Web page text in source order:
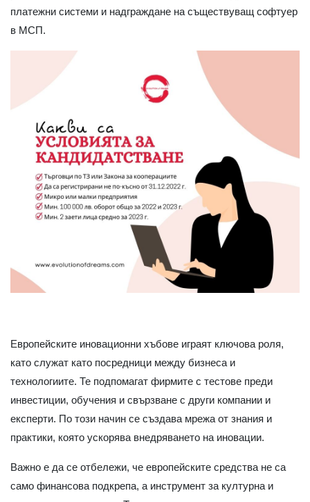
платежни системи и надграждане на съществуващ софтуер
в МСП.
Европейските иновационни хъбове играят ключова роля,
като служат като посредници между бизнеса и
технологиите. Те подпомагат фирмите с тестове преди
инвестиции, обучения и свързване с други компании и
експерти. По този начин се създава мрежа от знания и
практики, която ускорява внедряването на иновации.
Важно е да се отбележи, че европейските средства не са
само финансова подкрепа, а инструмент за културна и